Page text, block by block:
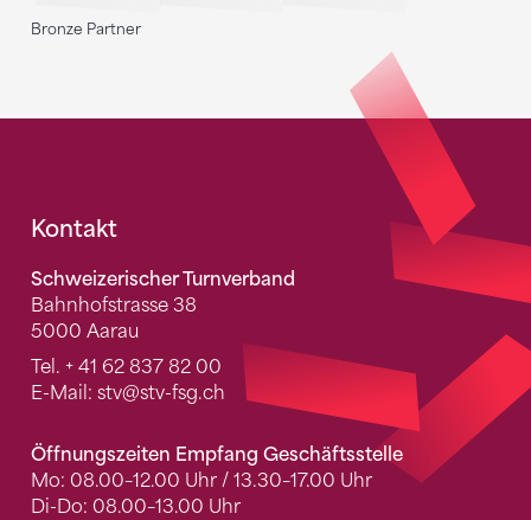
Bronze Partner
Fusszeile
Kontakt
Schweizerischer Turnverband
Bahnhofstrasse 38
5000 Aarau
Tel. + 41 62 837 82 00
E-Mail: stv@stv-fsg.ch
Öffnungszeiten Empfang Geschäftsstelle
Mo: 08.00–12.00 Uhr / 13.30–17.00 Uhr
Di-Do: 08.00–13.00 Uhr